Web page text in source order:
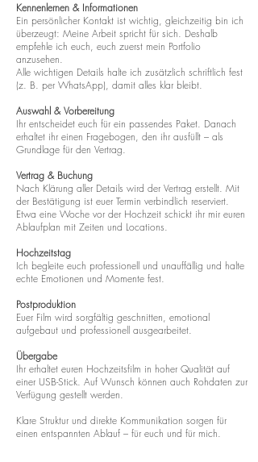
Kennenlernen & Informationen
Ein persönlicher Kontakt ist wichtig, gleichzeitig bin ich
überzeugt: Meine Arbeit spricht für sich. Deshalb
empfehle ich euch, euch zuerst mein Portfolio
anzusehen.
Alle wichtigen Details halte ich zusätzlich schriftlich fest
(z. B. per WhatsApp), damit alles klar bleibt.
Auswahl & Vorbereitung
Ihr entscheidet euch für ein passendes Paket. Danach
erhaltet ihr einen Fragebogen, den ihr ausfüllt – als
Grundlage für den Vertrag.
Vertrag & Buchung
Nach Klärung aller Details wird der Vertrag erstellt. Mit
der Bestätigung ist euer Termin verbindlich reserviert.
Etwa eine Woche vor der Hochzeit schickt ihr mir euren
Ablaufplan mit Zeiten und Locations.
Hochzeitstag
Ich begleite euch professionell und unauffällig und halte
echte Emotionen und Momente fest.
Postproduktion
Euer Film wird sorgfältig geschnitten, emotional
aufgebaut und professionell ausgearbeitet.
Übergabe
Ihr erhaltet euren Hochzeitsfilm in hoher Qualität auf
einer USB-Stick. Auf Wunsch können auch Rohdaten zur
Verfügung gestellt werden.
Klare Struktur und direkte Kommunikation sorgen für
einen entspannten Ablauf – für euch und für mich.